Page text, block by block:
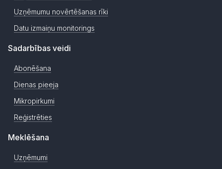
Uzņēmumu novērtēšanas rīki
Datu izmaiņu monitorings
Sadarbības veidi
Abonēšana
Dienas pieeja
Mikropirkumi
Reģistrēties
Meklēšana
Uzņēmumi